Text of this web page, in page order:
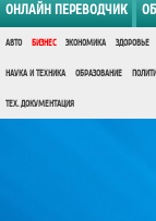
ОНЛАЙН ПЕРЕВОДЧИК
АВТО БИЗНЕС ЭКОНОМИКА ЗДОРОВЬЕ
НАУКА И ТЕХНИКА ОБРАЗОВАНИЕ
ТЕХ. ДОКУМЕНТАЦИЯ